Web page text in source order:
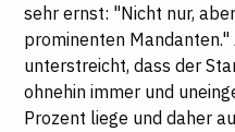
sehr ernst: "Nicht nur,
prominenten Mandanten."
unterstreicht, dass der
ohnehin immer und
Prozent liege und daher